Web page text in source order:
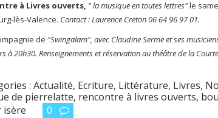
à Livres ouverts, " la musique en toutes lettres"le
lès-Valence. Contact : Laurence Creton 06 64 96 97 01.
de "Swingalam", avec Claudine Serme et ses
à 20h30. Renseignements et réservation au théâtre de la
:Actualité, Ecriture, Littérature, Livres,
de pierrelatte, rencontre à livres ouverts,
isère 0